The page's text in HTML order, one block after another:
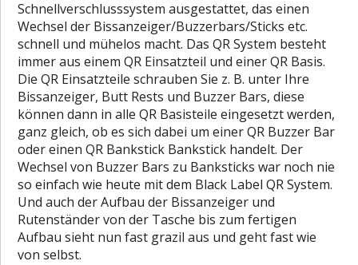
Schnellverschlusssystem ausgestattet, das einen
Wechsel der Bissanzeiger/Buzzerbars/Sticks etc.
schnell und mühelos macht. Das QR System besteht
immer aus einem QR Einsatzteil und einer QR Basis.
Die QR Einsatzteile schrauben Sie z. B. unter Ihre
Bissanzeiger, Butt Rests und Buzzer Bars, diese
können dann in alle QR Basisteile eingesetzt werden,
ganz gleich, ob es sich dabei um einer QR Buzzer Bar
oder einen QR Bankstick Bankstick handelt. Der
Wechsel von Buzzer Bars zu Banksticks war noch nie
so einfach wie heute mit dem Black Label QR System.
Und auch der Aufbau der Bissanzeiger und
Rutenständer von der Tasche bis zum fertigen
Aufbau sieht nun fast grazil aus und geht fast wie
von selbst.